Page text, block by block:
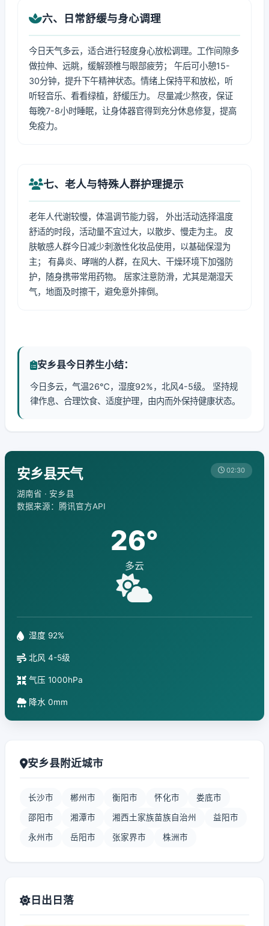
六、日常舒缓与身心调理
今日天气多云，适合进行轻度身心放松调理。工作间隙多
做拉伸、远眺，缓解颈椎与眼部疲劳； 午后可小憩15-
30分钟，提升下午精神状态。情绪上保持平和放松，听
听轻音乐、看看绿植，舒缓压力。 尽量减少熬夜，保证
每晚7-8小时睡眠，让身体器官得到充分休息修复，提高
免疫力。
七、老人与特殊人群护理提示
老年人代谢较慢，体温调节能力弱， 外出活动选择温度
舒适的时段，活动量不宜过大，以散步、慢走为主。 皮
肤敏感人群今日减少刺激性化妆品使用，以基础保湿为
主； 有鼻炎、哮喘的人群，在风大、干燥环境下加强防
护，随身携带常用药物。 居家注意防滑，尤其是潮湿天
气，地面及时擦干，避免意外摔倒。
安乡县今日养生小结：
今日多云，气温26℃，湿度92%，北风4-5级。 坚持规
律作息、合理饮食、适度护理，由内而外保持健康状态。
安乡县天气
湖南省 · 安乡县
数据来源：腾讯官方API
02:30
26°
多云
湿度 92%
北风 4-5级
气压 1000hPa
降水 0mm
安乡县附近城市
长沙市 郴州市 衡阳市 怀化市 娄底市
邵阳市 湘潭市 湘西土家族苗族自治州 益阳市
永州市 岳阳市 张家界市 株洲市
日出日落